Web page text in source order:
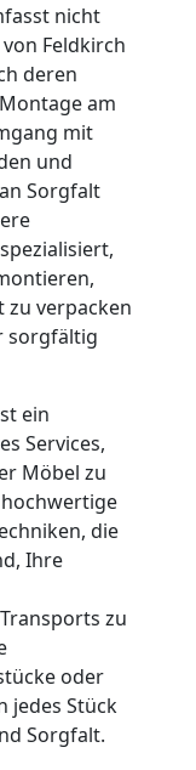
nicht
Feldkirch
deren
am
mit
und
Sorgfalt
verpacken
sorgfältig
ein
Services,
Möbel zu
die
Ihre
zu
oder
jedes Stück
Sorgfalt.